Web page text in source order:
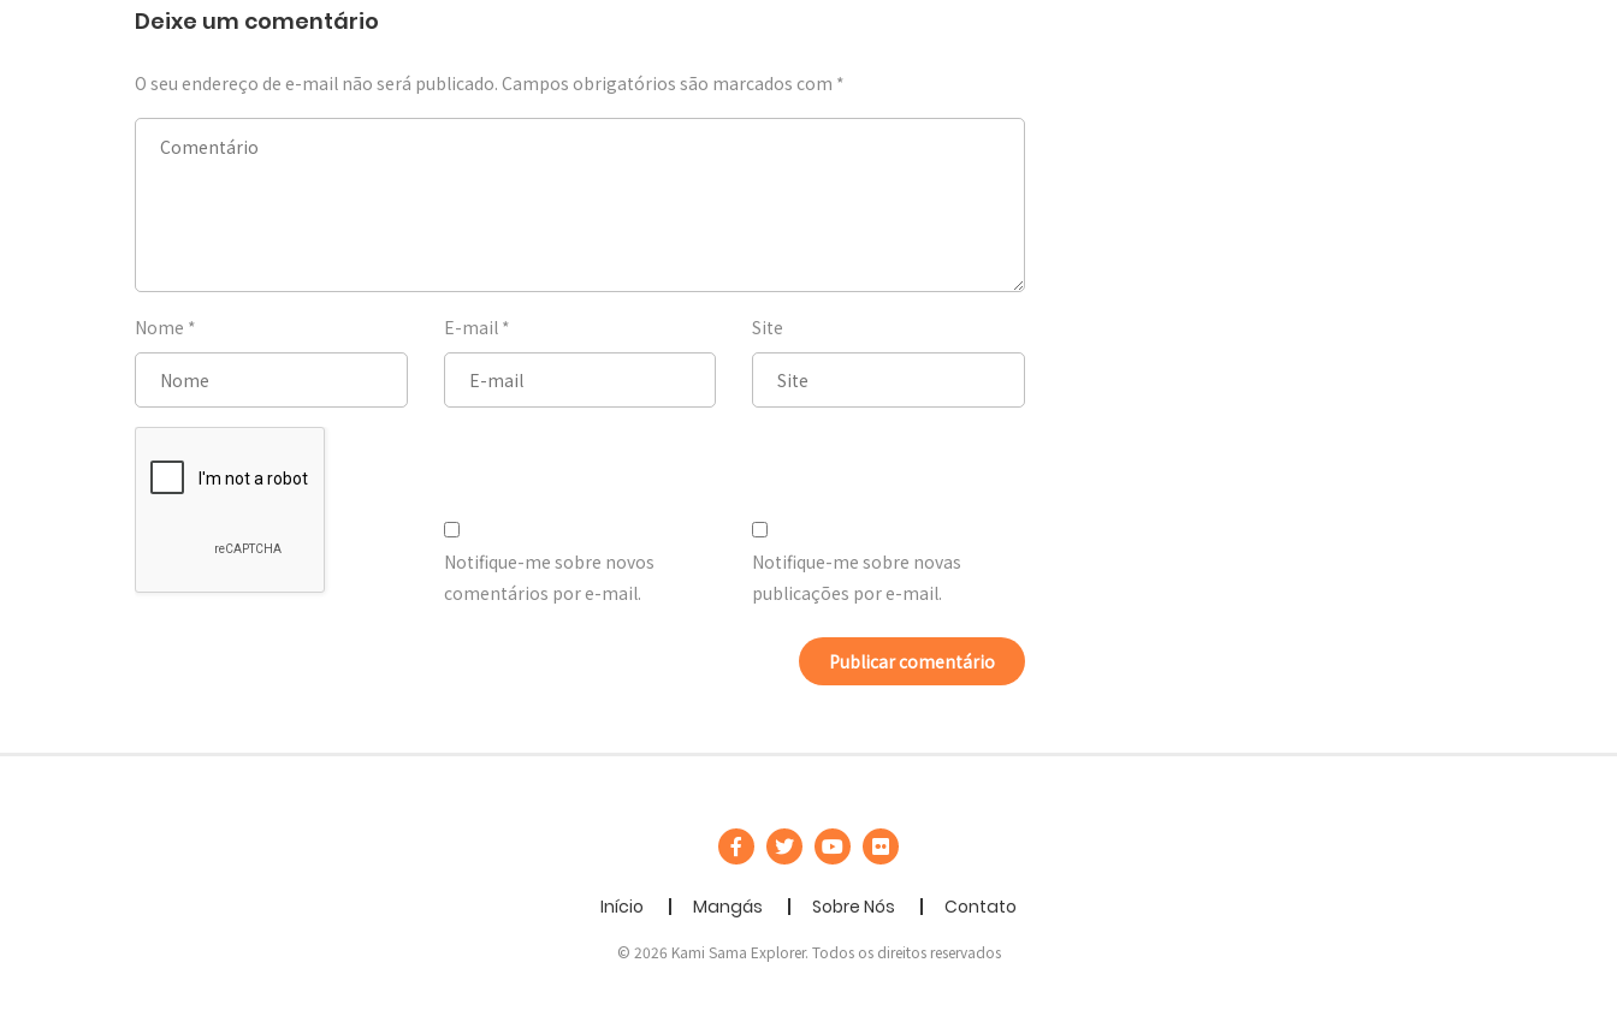
Deixe um comentário
O seu endereço de e-mail não será publicado. Campos obrigatórios são marcados com *
Nome * E-mail * Site
Notifique-me sobre novos
comentários por e-mail.
Notifique-me sobre novas
publicações por e-mail.
Início Mangás Sobre Nós Contato
© 2026 Kami Sama Explorer. Todos os direitos reservados